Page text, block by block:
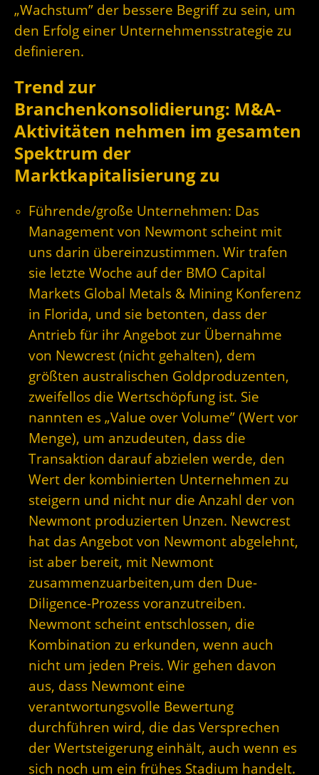
„Wachstum” der bessere Begriff zu sein, um
den Erfolg einer Unternehmensstrategie zu
definieren.
Trend zur
Branchenkonsolidierung: M&A-
Aktivitäten nehmen im gesamten
Spektrum der
Marktkapitalisierung zu
Führende/große Unternehmen: Das
Management von Newmont scheint mit
uns darin übereinzustimmen. Wir trafen
sie letzte Woche auf der BMO Capital
Markets Global Metals & Mining Konferenz
in Florida, und sie betonten, dass der
Antrieb für ihr Angebot zur Übernahme
von Newcrest (nicht gehalten), dem
größten australischen Goldproduzenten,
zweifellos die Wertschöpfung ist. Sie
nannten es „Value over Volume” (Wert vor
Menge), um anzudeuten, dass die
Transaktion darauf abzielen werde, den
Wert der kombinierten Unternehmen zu
steigern und nicht nur die Anzahl der von
Newmont produzierten Unzen. Newcrest
hat das Angebot von Newmont abgelehnt,
ist aber bereit, mit Newmont
zusammenzuarbeiten,um den Due-
Diligence-Prozess voranzutreiben.
Newmont scheint entschlossen, die
Kombination zu erkunden, wenn auch
nicht um jeden Preis. Wir gehen davon
aus, dass Newmont eine
verantwortungsvolle Bewertung
durchführen wird, die das Versprechen
der Wertsteigerung einhält, auch wenn es
sich noch um ein frühes Stadium handelt.